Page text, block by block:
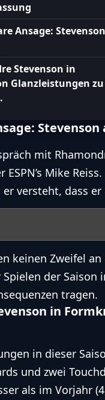
Ansage: Stevenson
Stevenson in
Glanzleistungen zu
Stevenson
mit
ESPN’s Mike Reiss
versteht, dass
keinen Zweifel
der
tragen.
in
in dieser
und zwei
als im Vorjahr